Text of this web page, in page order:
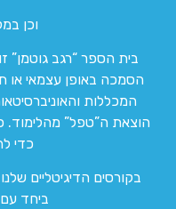
וכן
בית הספר “רגב גוטמן”
הסמכה באופן עצמאי או
המכללות
הוצאת ה”טפל” מהלימוד.
כדי
בקורסים הדיגיטליים
ביחד